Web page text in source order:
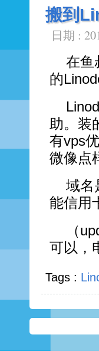
搬到
日期 :
在鱼
的
助。装
有vps
微像点
域名
能信用
（
可以，
Tags :